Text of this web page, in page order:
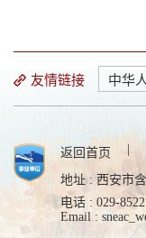
友情链接 中华
返回首页
地址 : 西安市
电话 : 029-
Email :